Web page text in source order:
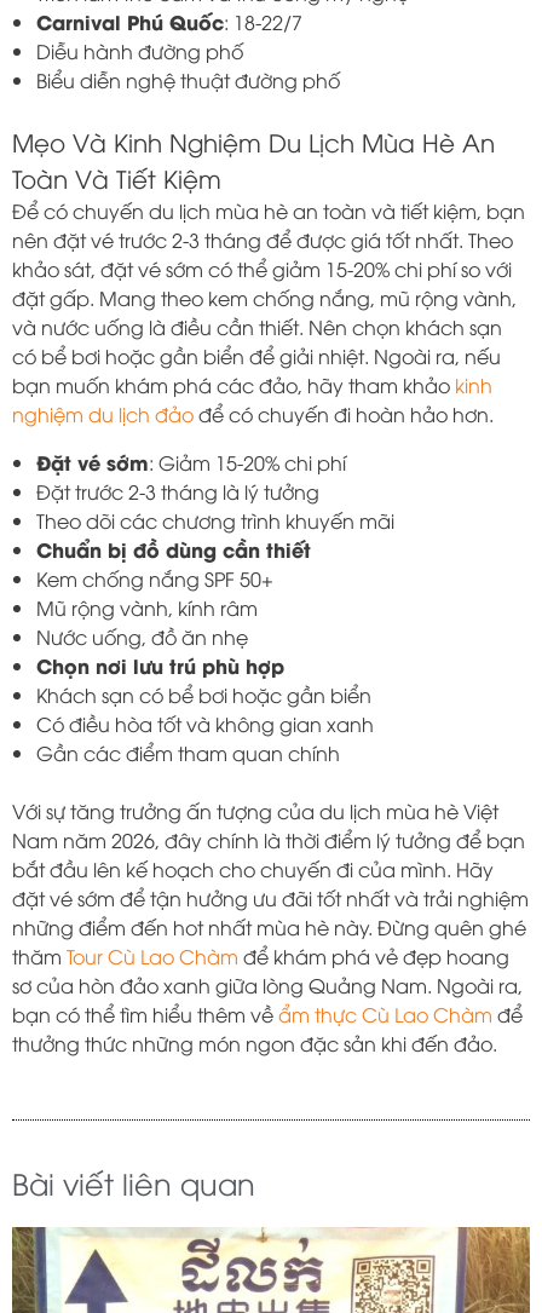
Carnival Phú Quốc: 18-22/7
Diễu hành đường phố
Biểu diễn nghệ thuật đường phố
Mẹo Và Kinh Nghiệm Du Lịch Mùa Hè An
Toàn Và Tiết Kiệm
Để có chuyến du lịch mùa hè an toàn và tiết kiệm, bạn
nên đặt vé trước 2-3 tháng để được giá tốt nhất. Theo
khảo sát, đặt vé sớm có thể giảm 15-20% chi phí so với
đặt gấp. Mang theo kem chống nắng, mũ rộng vành,
và nước uống là điều cần thiết. Nên chọn khách sạn
có bể bơi hoặc gần biển để giải nhiệt. Ngoài ra, nếu
bạn muốn khám phá các đảo, hãy tham khảo kinh
nghiệm du lịch đảođể có chuyến đi hoàn hảo hơn.
Đặt vé sớm: Giảm 15-20% chi phí
Đặt trước 2-3 tháng là lý tưởng
Theo dõi các chương trình khuyến mãi
Chuẩn bị đồ dùng cần thiết
Kem chống nắng SPF 50+
Mũ rộng vành, kính râm
Nước uống, đồ ăn nhẹ
Chọn nơi lưu trú phù hợp
Khách sạn có bể bơi hoặc gần biển
Có điều hòa tốt và không gian xanh
Gần các điểm tham quan chính
Với sự tăng trưởng ấn tượng của du lịch mùa hè Việt
Nam năm 2026, đây chính là thời điểm lý tưởng để bạn
bắt đầu lên kế hoạch cho chuyến đi của mình. Hãy
đặt vé sớm để tận hưởng ưu đãi tốt nhất và trải nghiệm
những điểm đến hot nhất mùa hè này. Đừng quên ghé
thăm Tour Cù Lao Chàm để khám phá vẻ đẹp hoang
sơ của hòn đảo xanh giữa lòng Quảng Nam. Ngoài ra,
bạn có thể tìm hiểu thêm vềẩm thực Cù Lao Chàm để
thưởng thức những món ngon đặc sản khi đến đảo.
Bài viết liên quan